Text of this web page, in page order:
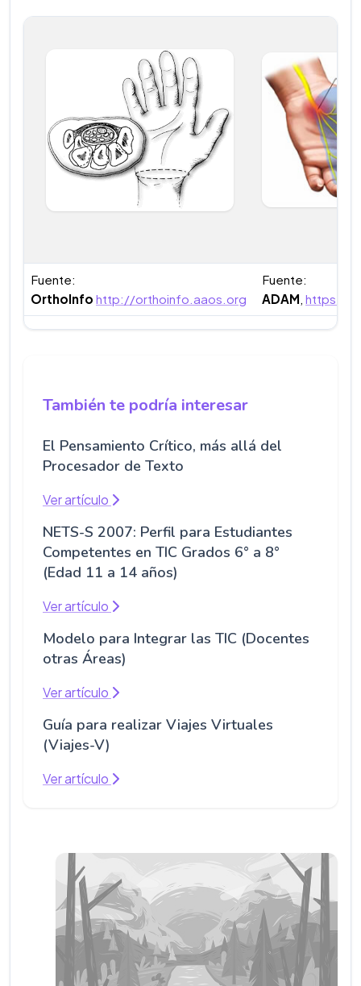
Fuente:
OrthoInfo http://orthoinfo.aaos.org
Fuente:
ADAM https://
También te podría interesar
El Pensamiento Crítico, más allá del
Procesador de Texto
Ver artículo
NETS-S 2007: Perfil para Estudiantes
Competentes en TIC Grados 6° a 8°
(Edad 11 a 14 años)
Ver artículo
Modelo para Integrar las TIC (Docentes
otras Áreas)
Ver artículo
Guía para realizar Viajes Virtuales
(Viajes-V)
Ver artículo